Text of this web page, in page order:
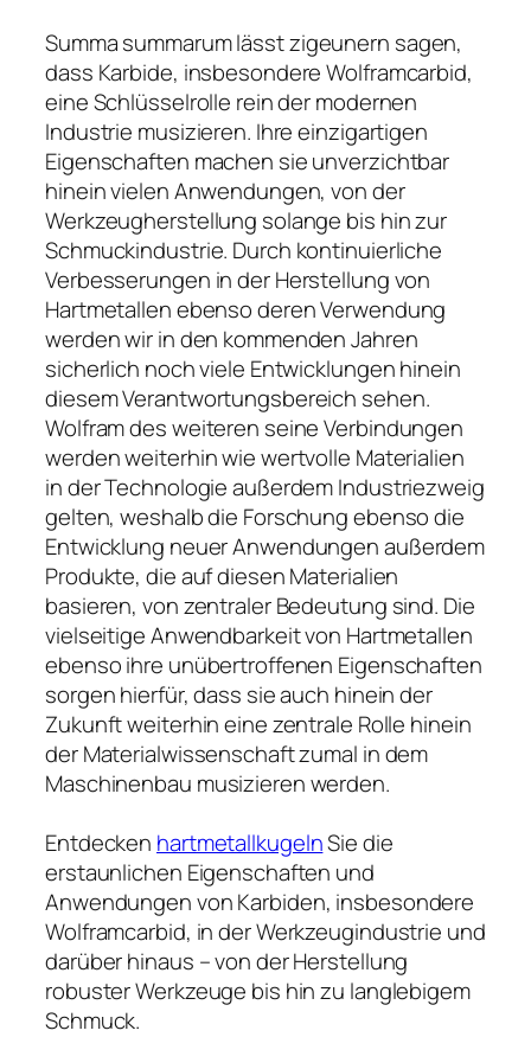
Summa summarum lässt zigeunern sagen,
dass Karbide, insbesondere Wolframcarbid,
eine Schlüsselrolle rein der modernen
Industrie musizieren. Ihre einzigartigen
Eigenschaften machen sie unverzichtbar
hinein vielen Anwendungen, von der
Werkzeugherstellung solange bis hin zur
Schmuckindustrie. Durch kontinuierliche
Verbesserungen in der Herstellung von
Hartmetallen ebenso deren Verwendung
werden wir in den kommenden Jahren
sicherlich noch viele Entwicklungen hinein
diesem Verantwortungsbereich sehen.
Wolfram des weiteren seine Verbindungen
werden weiterhin wie wertvolle Materialien
in der Technologie außerdem Industriezweig
gelten, weshalb die Forschung ebenso die
Entwicklung neuer Anwendungen außerdem
Produkte, die auf diesen Materialien
basieren, von zentraler Bedeutung sind. Die
vielseitige Anwendbarkeit von Hartmetallen
ebenso ihre unübertroffenen Eigenschaften
sorgen hierfür, dass sie auch hinein der
Zukunft weiterhin eine zentrale Rolle hinein
der Materialwissenschaft zumal in dem
Maschinenbau musizieren werden.
Entdecken hartmetallkugelnSie die
erstaunlichen Eigenschaften und
Anwendungen von Karbiden, insbesondere
Wolframcarbid, in der Werkzeugindustrie und
darüber hinaus – von der Herstellung
robuster Werkzeuge bis hin zu langlebigem
Schmuck.